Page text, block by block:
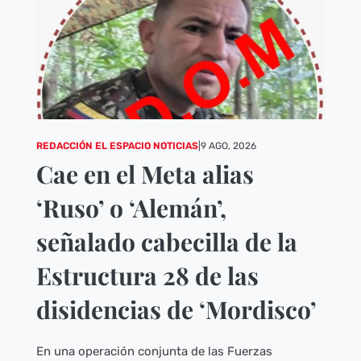
REDACCIÓN EL ESPACIO NOTICIAS| 9 AGO, 2026
Cae en el Meta alias
‘Ruso’ o ‘Alemán’,
señalado cabecilla de la
Estructura 28 de las
disidencias de ‘Mordisco’
En una operación conjunta de las Fuerzas